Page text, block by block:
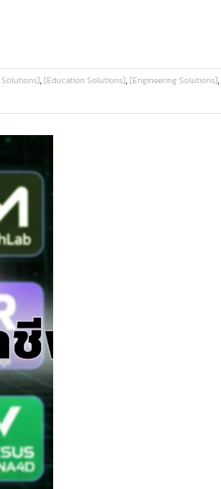
,[Education Solutions],[Engineering Solutions],